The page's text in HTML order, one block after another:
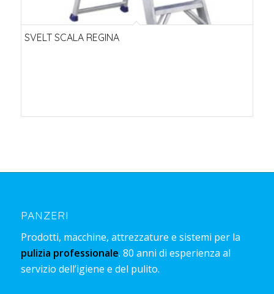
SVELT SCALA REGINA
PANZERI
Prodotti, macchine, attrezzature e sistemi per la
pulizia professionale. 80 anni di esperienza al
servizio dell’igiene e del pulito.